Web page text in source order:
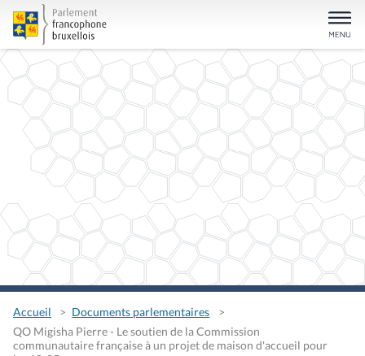
Accueil
Documents parlementaires
QO Migisha Pierre - Le soutien de la Commission
communautaire française à un projet de maison d'accueil pour